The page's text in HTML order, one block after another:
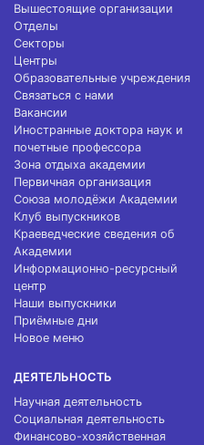
Вышестоящие организации
Отделы
Секторы
Центры
Образовательные учреждения
Связаться с нами
Вакансии
Иностранные доктора наук и
почетные профессора
Зона отдыха академии
Первичная организация
Союза молодёжи Академии
Клуб выпускников
Краеведческие сведения об
Академии
Информационно-ресурсный
центр
Наши выпускники
Приёмные дни
Новое меню
ДЕЯТЕЛЬНОСТЬ
Научная деятельность
Социальная деятельность
Финансово-хозяйственная